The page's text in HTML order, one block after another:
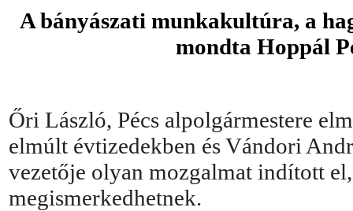
A bányászati munkakultúra, a
mondta Hoppál
Őri László, Pécs alpolgármestere
elmúlt évtizedekben és Vándori
vezetője olyan mozgalmat indított
megismerkedhetnek.